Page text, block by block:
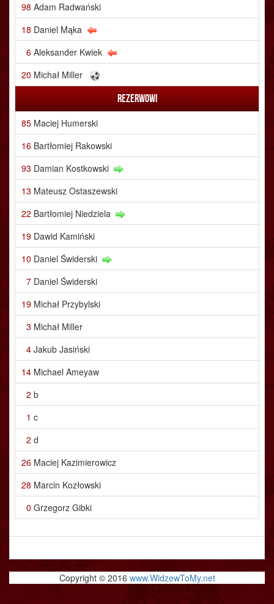
98 Adam Radwański
18 Daniel Mąka
6 Aleksander Kwiek
20 Michał Miller
Rezerwowi
85 Maciej Humerski
16 Bartłomiej Rakowski
93 Damian Kostkowski
13 Mateusz Ostaszewski
22 Bartłomiej Niedziela
19 Dawid Kamiński
10 Daniel Świderski
7 Daniel Świderski
19 Michał Przybylski
3 Michał Miller
4 Jakub Jasiński
14 Michael Ameyaw
2 b
1 c
2 d
26 Maciej Kazimierowicz
28 Marcin Kozłowski
0 Grzegorz Gibki
Copyright © 2016 www.WidzewToMy.net